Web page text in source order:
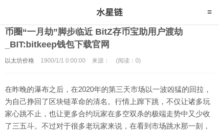
币圈“一月劫”脚步临近 BitZ存币宝助用户渡劫
_BIT:bitkeep钱包下载官网
以太坊价格 1900/1/1 0:00:00 来源： (阅读：0)
在昨晚的瀑布之后，在2020年的第三天市场以一波凶猛的回拉，
为自己挣回了区块链革命的清名。行情上蹿下跳，不仅让诸多玩
家心跳不止，也让更多合约玩家在多空双杀的极端走势中又少收
了三五斗。不过对于很多老玩家来说，在看到市场跳水那一刻，